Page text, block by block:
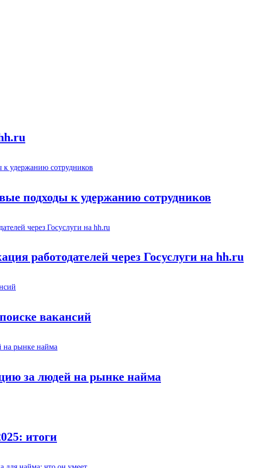
подходы к удержанию сотрудников
работодателей через Госуслуги на hh.ru
вакансий
за людей на рынке найма
итоги